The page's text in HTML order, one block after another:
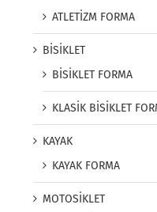
ATLETİZM FORMA
BİSİKLET
BİSİKLET FORMA
KLASİK BİSİKLET
KAYAK
KAYAK FORMA
MOTOSİKLET